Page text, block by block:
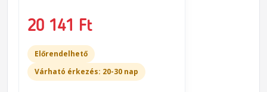
20 141 Ft
Előrendelhető
Várható érkezés: 20-30 nap